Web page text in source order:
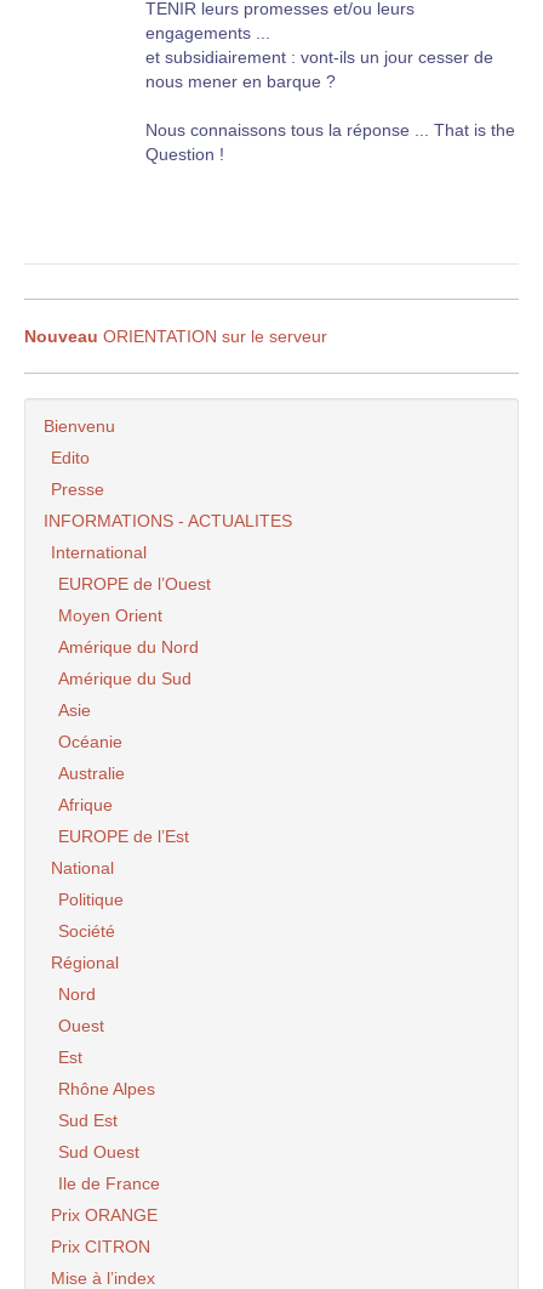
TENIR leurs promesses et/ou leurs
engagements ...
et subsidiairement : vont-ils un jour cesser de
nous mener en barque ?
Nous connaissons tous la réponse ... That is the
Question !
Nouveau ORIENTATION sur le serveur
Bienvenu
Edito
Presse
INFORMATIONS - ACTUALITES
International
EUROPE de l’Ouest
Moyen Orient
Amérique du Nord
Amérique du Sud
Asie
Océanie
Australie
Afrique
EUROPE de l’Est
National
Politique
Société
Régional
Nord
Ouest
Est
Rhône Alpes
Sud Est
Sud Ouest
Ile de France
Prix ORANGE
Prix CITRON
Mise à l’index